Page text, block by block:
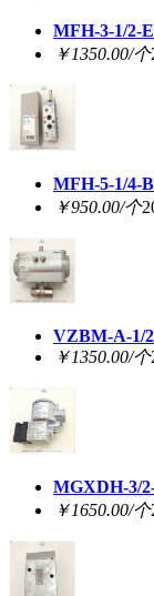
MFH-3-1/2-
￥1350.00/个
MFH-5-1/4-
￥950.00/个
VZBM-A-1/
￥1350.00/个
MGXDH-3/
￥1650.00/个